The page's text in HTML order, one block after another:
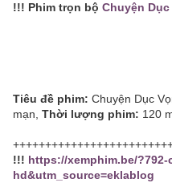
!!! Phim trọn bộ Chuyện Dục
Tiêu đề phim: Chuyện Dục
mạn, Thời lượng phim: 120
!!! https://xemphim.be/
hd&utm_source=eklablog